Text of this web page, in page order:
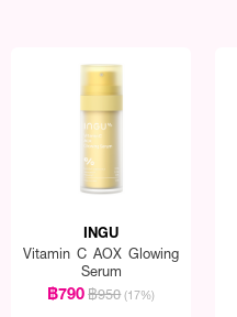
INGU
Vitamin C AOX Glowing
Serum
฿790฿950 (17%)